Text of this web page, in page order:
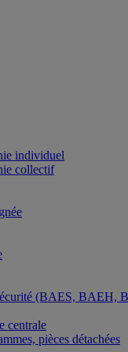
individuel
collectif
(BAES,
centrale
pièces détachées